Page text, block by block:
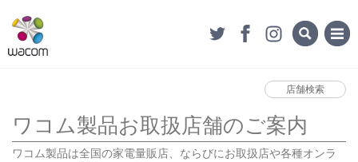
店舗検索
ワコム製品お取扱店舗のご案内
ワコム製品は全国の家電量販店、ならびにお取扱店や各種オンラ